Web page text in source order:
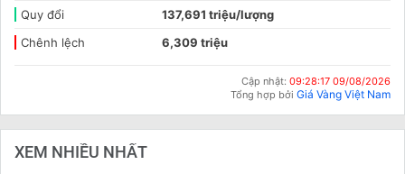
Quy đổi
137,691 triệu/lượng
Chênh lệch
6,309 triệu
Cập nhật: 09:28:17 09/08/2026
Tổng hợp bởi Giá Vàng Việt Nam
XEM NHIỀU NHẤT